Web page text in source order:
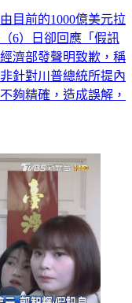
目前的1000億美元拉
6）日卻回應「假訊
濟部發聲明致歉，稱
針對川普總統所提內
夠精確，造成誤解，